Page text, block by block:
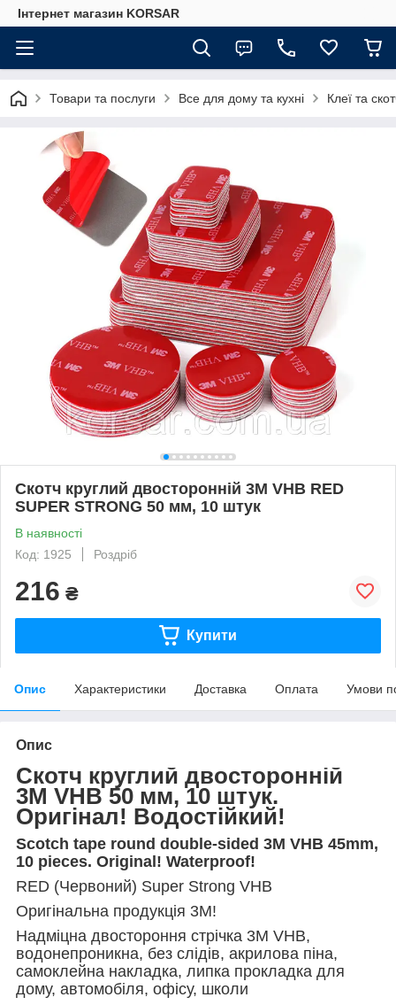
Iнтернет магазин KORSAR
Товари та послуги Все для дому та кухні Клеї та
Скотч круглий двосторонній 3M VHB RED
SUPER STRONG 50 мм, 10 штук
В наявності
Код: 1925
Роздріб
216 ₴
Купити
Опис Характеристики Доставка Оплата Умови
Опис
Скотч круглий двосторонній
3M VHB 50 мм, 10 штук.
Оригінал! Водостійкий!
Scotch tape round double-sided 3M VHB 45mm,
10 pieces. Original! Waterproof!
RED (Червоний) Super Strong VHB
Оригінальна продукція 3М!
Надміцна двостороння стрічка 3M VHB,
водонепроникна, без слідів, акрилова піна,
самоклейна накладка, липка прокладка для
дому, автомобіля, офісу, школи